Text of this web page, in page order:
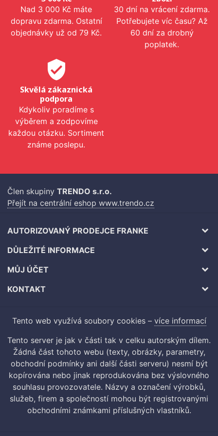
Nad 3 000 Kč máte
dopravu zdarma. Ostatní
objednávky už od 79 Kč.
30 dní na vrácení zdarma.
Potřebujete víc času? Až
60 dní za drobný
poplatek.
verified_user
Skvělá zákaznická
podpora
Kdykoliv poradíme s
výběrem a zodpovíme
každou otázku. Sortiment
známe poslepu.
Člen skupiny TRENDO s.r.o.
Přejít na centrální eshop www.trendo.cz
AUTORIZOVANÝ PRODEJCE FRANKE
DŮLEŽITÉ INFORMACE
MŮJ ÚČET
KONTAKT
Tento web využívá soubory cookies – více informací
Tento server je jak v části tak v celku autorským dílem.
Žádná část tohoto webu (texty, obrázky, parametry,
obchodní podmínky ani další části serveru) nesmí být
kopírována nebo jinak reprodukována bez výslovného
souhlasu provozovatele. Názvy a označení výrobků,
služeb, firem a společností mohou být registrovanými
obchodními známkami příslušných vlastníků.